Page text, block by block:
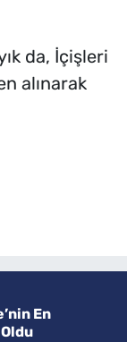
da, İçişleri
alınarak
En